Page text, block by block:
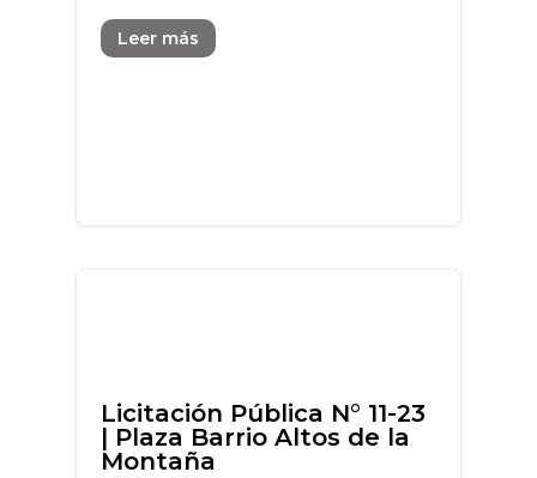
Leer más
Licitación Pública N° 11-23
| Plaza Barrio Altos de la
Montaña